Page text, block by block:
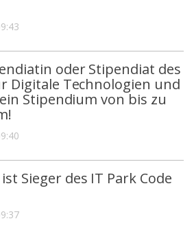
oder Stipendiat des
Digitale Technologien und
Stipendium von bis zu
Sieger des IT Park Code